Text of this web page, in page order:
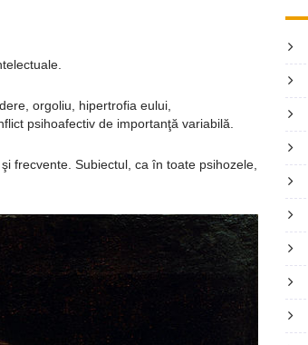
orgoliu, hipertrofia eului,
psihoafectiv de importanţă variabilă.
frecvente. Subiectul, ca în toate psihozele,